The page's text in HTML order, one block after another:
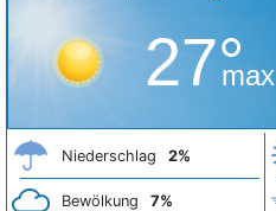
27°
max
Niederschlag 2%
Bewölkung 7%